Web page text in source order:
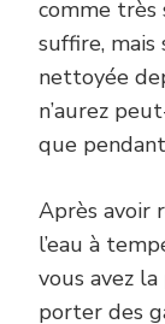
comme très
suffire,
nettoyée
n’aurez
que
Après avoir
l’eau à
vous avez
porter des